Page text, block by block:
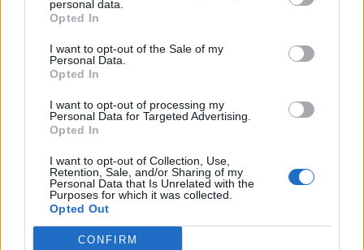
personal data.
Opted In
I want to opt-out of the Sale of my
Personal Data.
Opted In
I want to opt-out of processing my
Personal Data for Targeted Advertising.
Opted In
I want to opt-out of Collection, Use,
Retention, Sale, and/or Sharing of my
Personal Data that Is Unrelated with the
Purposes for which it was collected.
Opted Out
CONFIRM
Il materiale (testo, foto e video) consultabile in questo portale è di nostra proprietà.
Alcune foto (screenshot) ed articoli presenti su "Juventus Magazine" sono in parte giunti
da internet, in quanto arrivati alla nostra attenzione attraverso regolari comunicati
stampa con immagini e testi allegati ed autorizzati alla pubblicazione, e quindi valutati
di pubblico dominio. Se i soggetti o gli autori avessero qualcosa in contrario alla
pubblicazione, non avranno che da segnalarlo alla redazione (indirizzo email:
redazione@napolimagazine.com), che provvederà prontamente alla rimozione.